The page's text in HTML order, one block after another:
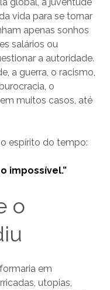
vida para se tornar
apenas sonhos
salários ou
a autoridade.
a guerra, o racismo,
o
muitos casos, até
espírito do tempo:
impossível.”
o
em
utopias,